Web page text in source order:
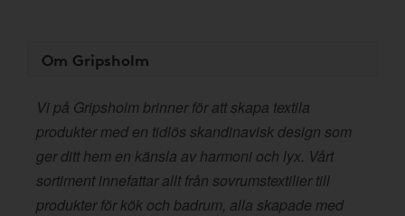
Om Gripsholm
Vi på Gripsholm brinner för att skapa textila
produkter med en tidlös skandinavisk design som
ger ditt hem en känsla av harmoni och lyx. Vårt
sortiment innefattar allt från sovrumstextilier till
produkter för kök och badrum, alla skapade med